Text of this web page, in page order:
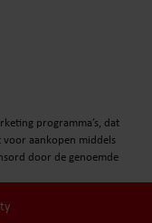
programma’s, dat
aankopen middels
door de genoemde